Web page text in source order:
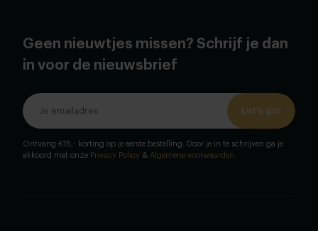
Geen nieuwtjes missen? Schrijf je dan
in voor de nieuwsbrief
Let's go!
Ontvang €15,- korting op je eerste bestelling. Door je in te schrijven ga je
akkoord met onze Privacy Policy & Algemene voorwaarden.